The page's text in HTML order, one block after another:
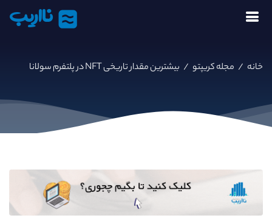
نااریب
خانه / مجله کریپتو / بیشترین مقدار تاریخی NFT در پلتفرم سولانا